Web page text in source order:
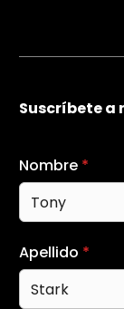
Suscríbete a
Nombre *
Apellido *